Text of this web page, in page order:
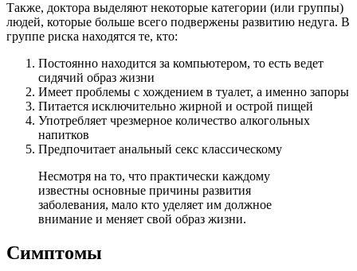
Также, доктора выделяют некоторые категории (или группы)
людей, которые больше всего подвержены развитию недуга. В
группе риска находятся те, кто:
Постоянно находится за компьютером, то есть ведет
сидячий образ жизни
Имеет проблемы с хождением в туалет, а именно запоры
Питается исключительно жирной и острой пищей
Употребляет чрезмерное количество алкогольных
напитков
Предпочитает анальный секс классическому
Несмотря на то, что практически каждому
известны основные причины развития
заболевания, мало кто уделяет им должное
внимание и меняет свой образ жизни.
Симптомы